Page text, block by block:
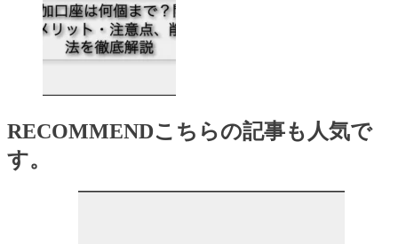
RECOMMENDこちらの記事も人気で
す。